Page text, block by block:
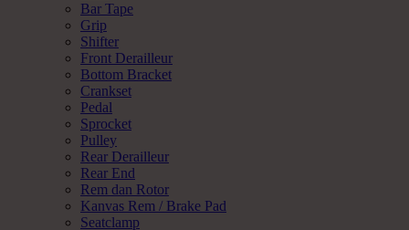
Bar Tape
Grip
Shifter
Front Derailleur
Bottom Bracket
Crankset
Pedal
Sprocket
Pulley
Rear Derailleur
Rear End
Rem dan Rotor
Kanvas Rem / Brake Pad
Seatclamp